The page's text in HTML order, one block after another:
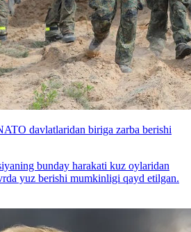
davlatlaridan biriga zarba berishi
bunday harakati kuz oylaridan
yuz berishi mumkinligi qayd etilgan.